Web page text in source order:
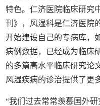
特色。仁济医院临床研究
刊》，风湿科是仁济医院
开始建设自己的专病库，
病例数据，已经成为临床
的多篇高水平临床研究论
风湿疾病的诊治提供了更
“我们过去常常羡慕国外